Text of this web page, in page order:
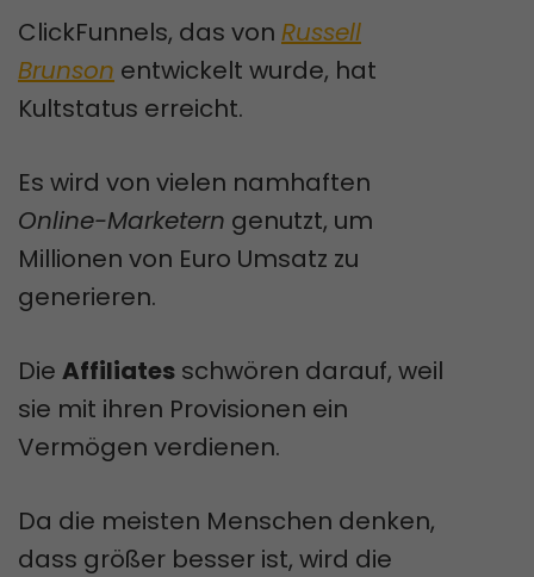
ClickFunnels, das von Russell
Brunson entwickelt wurde, hat
Kultstatus erreicht.
Es wird von vielen namhaften
Online-Marketern genutzt, um
Millionen von Euro Umsatz zu
generieren.
Die Affiliates schwören darauf, weil
sie mit ihren Provisionen ein
Vermögen verdienen.
Da die meisten Menschen denken,
dass größer besser ist, wird die